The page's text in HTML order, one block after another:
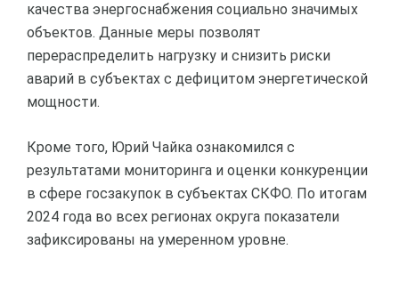
качества энергоснабжения социально значимых
объектов. Данные меры позволят
перераспределить нагрузку и снизить риски
аварий в субъектах с дефицитом энергетической
мощности.
Кроме того, Юрий Чайка ознакомился с
результатами мониторинга и оценки конкуренции
в сфере госзакупок в субъектах СКФО. По итогам
2024 года во всех регионах округа показатели
зафиксированы на умеренном уровне.